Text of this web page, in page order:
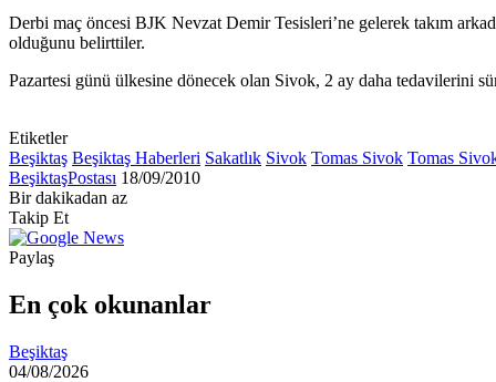
Derbi maç öncesi BJK Nevzat Demir Tesisleri’ne gelerek takım
olduğunu belirttiler.
Pazartesi günü ülkesine dönecek olan Sivok, 2 ay daha tedavilerini
Etiketler
Beşiktaş Beşiktaş Haberleri Sakatlık Sivok Tomas Sivok Tomas
BeşiktaşPostası Bir
e-
göndermek
18/09/2010
Bir dakikadan az
Facebook
X
LinkedIn
Tumblr
Pinterest
Reddit
VKontakte
Odnoklassniki
Pocket
Takip Et
Paylaş
Posta
ile
En çok okunanlar
Beşiktaş
04/08/2026